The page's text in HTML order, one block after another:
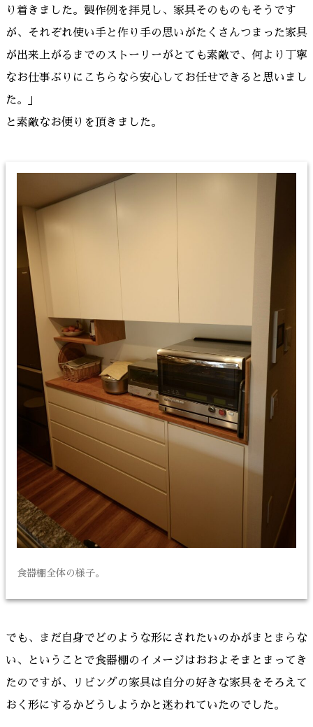
り着きました。製作例を拝見し、家具そのものもそうです
が、それぞれ使い手と作り手の思いがたくさんつまった家具
が出来上がるまでのストーリーがとても素敵で、何より丁寧
なお仕事ぶりにこちらなら安心してお任せできると思いまし
た。」
と素敵なお便りを頂きました。
食器棚全体の様子。
でも、まだ自身でどのような形にされたいのかがまとまらな
い、ということで食器棚のイメージはおおよそまとまってき
たのですが、リビングの家具は自分の好きな家具をそろえて
おく形にするかどうしようかと迷われていたのでした。